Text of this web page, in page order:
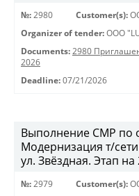
№: 2980 Customer(s):
Organizer of tender: OOO
Documents: 2980
2026
Deadline: 07/21/2026
Выполнение СМР по
Модернизация т/
ул. Звёздная. Этап на
№: 2979 Customer(s):